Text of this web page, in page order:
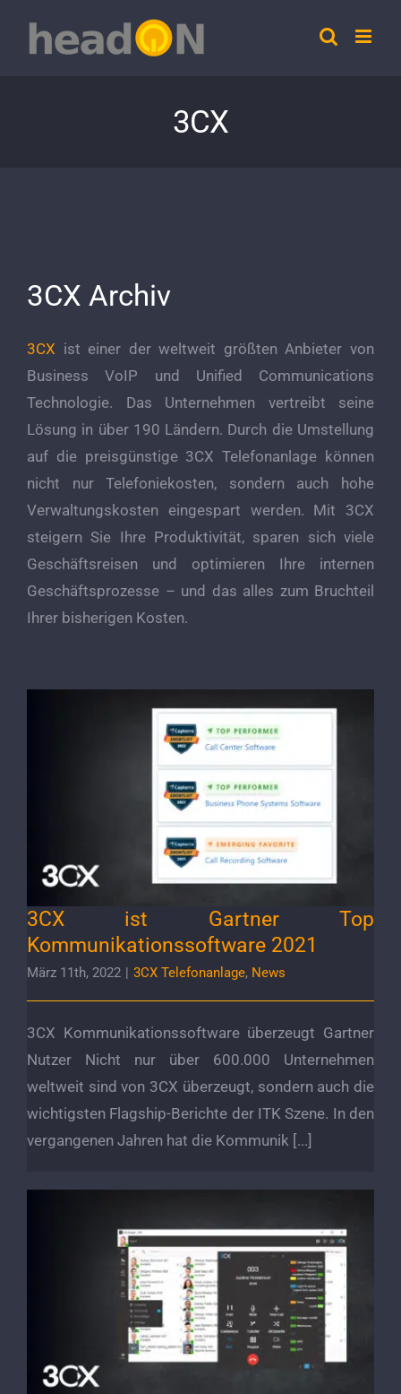
3CX
3CX Archiv
3CX ist einer der weltweit größten Anbieter von
Business VoIP und Unified Communications
Technologie. Das Unternehmen vertreibt seine
Lösung in über 190 Ländern. Durch die Umstellung
auf die preisgünstige 3CX Telefonanlage können
nicht nur Telefoniekosten, sondern auch hohe
Verwaltungskosten eingespart werden. Mit 3CX
steigern Sie Ihre Produktivität, sparen sich viele
Geschäftsreisen und optimieren Ihre internen
Geschäftsprozesse – und das alles zum Bruchteil
Ihrer bisherigen Kosten.
3CX ist Gartner Top Kommunikationssoftware
2021
3CX ist Gartner Top
Kommunikationssoftware 2021
März 11th, 2022 | 3CX Telefonanlage, News
3CX Kommunikationssoftware überzeugt Gartner
Nutzer Nicht nur über 600.000 Unternehmen
weltweit sind von 3CX überzeugt, sondern auch die
wichtigsten Flagship-Berichte der ITK Szene. In den
vergangenen Jahren hat die Kommunik [...]
3CX & MS Teams